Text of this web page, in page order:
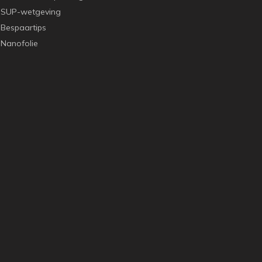
SUP-wetgeving
Bespaartips
Nanofolie